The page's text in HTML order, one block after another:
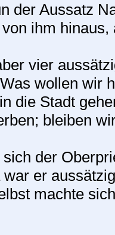
der Aussatz
ihm
vier
wollen wir
die Stadt
bleiben
sich der
er
machte